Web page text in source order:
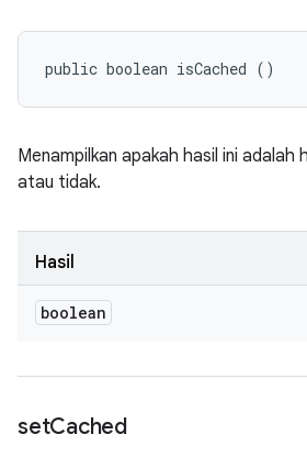
public boolean isCached ()
Menampilkan apakah hasil ini adalah
atau tidak.
Hasil
boolean
setCached